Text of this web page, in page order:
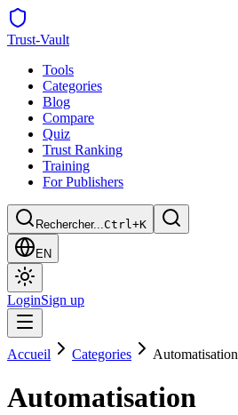
Trust-Vault
Tools
Categories
Blog
Compare
Quiz
Trust Ranking
Training
For Publishers
Rechercher...Ctrl+K
EN
LoginSign up
Accueil Categories Automatisation
Automatisation